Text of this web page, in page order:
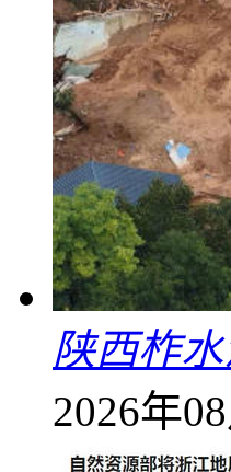
陕西柞
2026年